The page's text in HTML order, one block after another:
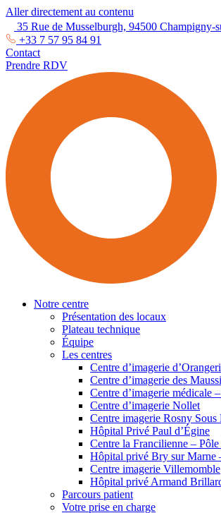
Aller directement au contenu
35 Rue de Musselburgh, 94500 Champigny-
+33 7 57 95 84 91
Contact
Prendre RDV
Notre centre
Présentation des locaux
Plateau technique
Équipe
Les centres
Centre d’imagerie
Centre d’imagerie des
Centre d’imagerie médicale
Centre d’imagerie Nollet
Centre imagerie Rosny Sous
Hôpital Privé Paul d’Égine
Centre la Francilienne – Pôle
Hôpital privé Bry sur Marne
Centre imagerie Villemomble
Hôpital privé Armand
Parcours patient
Votre prise en charge